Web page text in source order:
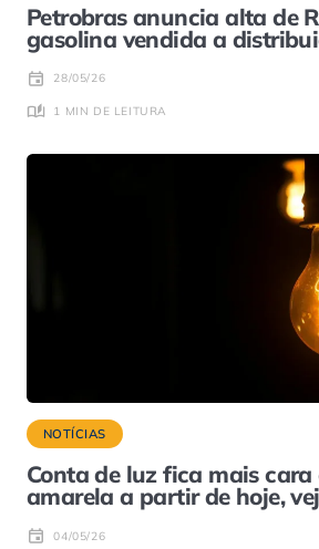
Petrobras anuncia alta de
gasolina vendida a
28/05/26
1 MIN DE LEITURA
NOTÍCIAS
Conta de luz fica mais
amarela a partir de hoje,
04/05/26